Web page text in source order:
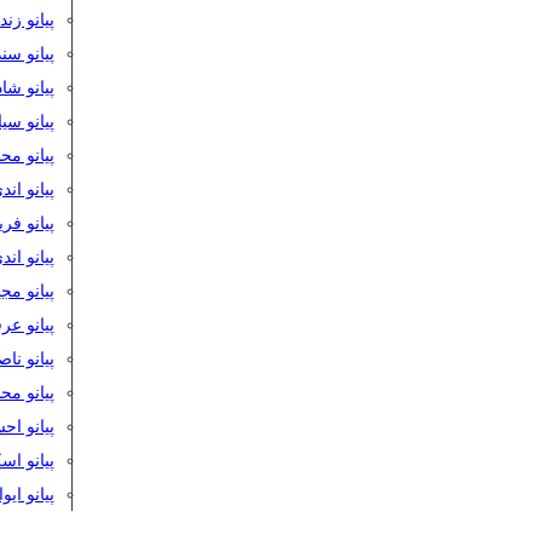
پیانو
پیانو
پیانو
پیانو
پیانو
پیانو
پیانو
پیانو
پیانو
پیانو
پیانو
پیانو
پیانو
پیانو
پیانو